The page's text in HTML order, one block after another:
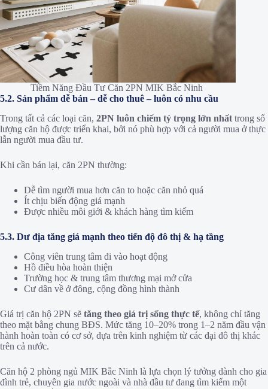
Tiềm Năng Đầu Tư Căn 2PN MIK Bắc Ninh
5.2. Sản phẩm dễ bán – dễ cho thuê – luôn có nhu cầu
Trong tất cả các loại căn, 2PN luôn chiếm tỷ trọng lớn nhất trong số
lượng căn hộ được triển khai, bởi nó phù hợp với cả người mua ở thực
lẫn người mua đầu tư.
Khi cần bán lại, căn 2PN thường:
Dễ tìm người mua hơn căn to hoặc căn nhỏ quá
Ít chịu biến động giá mạnh
Được nhiều môi giới & khách hàng tìm kiếm
5.3. Dư địa tăng giá mạnh theo tiến độ đô thị & hạ tầng
Công viên trung tâm đi vào hoạt động
Hồ điều hòa hoàn thiện
Trường học & trung tâm thương mại mở cửa
Cư dân về ở đông, cộng đồng hình thành
Giá trị căn hộ 2PN sẽ tăng theo giá trị sống thực tế, không chỉ tăng
theo mặt bằng chung BĐS. Mức tăng 10–20% trong 1–2 năm đầu vận
hành hoàn toàn có cơ sở, dựa trên kinh nghiệm từ các đại đô thị khác
trên cả nước.
Căn hộ 2 phòng ngủ MIK Bắc Ninh là lựa chọn lý tưởng dành cho gia
đình trẻ, chuyên gia nước ngoài và nhà đầu tư đang tìm kiếm một